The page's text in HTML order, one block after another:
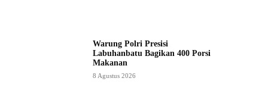
Warung Polri Presisi
Labuhanbatu Bagikan 400 Porsi
Makanan
8 Agustus 2026